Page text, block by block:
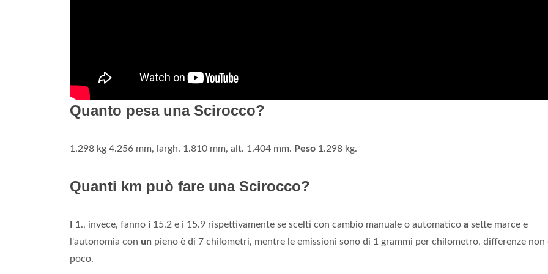
Quanto pesa una Scirocco?
1.298 kg 4.256 mm, largh. 1.810 mm, alt. 1.404 mm. Peso 1.298 kg.
Quanti km può fare una Scirocco?
1., invece, fanno i 15.2 e i 15.9 rispettivamente se scelti con cambio manuale o automatico a sette marce e
l'autonomia con un pieno è di 7 chilometri, mentre le emissioni sono di 1 grammi per chilometro, differenze non
poco.